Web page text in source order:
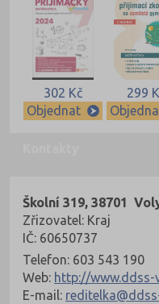
302 Kč
Objednat
299
Školní 319, 38701
Zřizovatel: Kraj
IČ: 60650737
Telefon: 603 543 190
Web: http://www.ddss-
E-mail: